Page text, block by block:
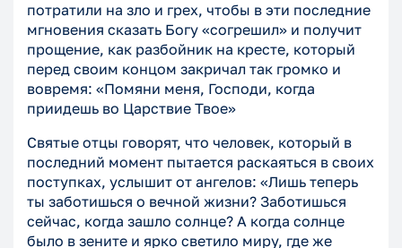
потратили на зло и грех, чтобы в эти последние
мгновения сказать Богу «согрешил» и получит
прощение, как разбойник на кресте, который
перед своим концом закричал так громко и
вовремя: «Помяни меня, Господи, когда
приидешь во Царствие Твое»
Святые отцы говорят, что человек, который в
последний момент пытается раскаяться в своих
поступках, услышит от ангелов: «Лишь теперь
ты заботишься о вечной жизни? Заботишься
сейчас, когда зашло солнце? А когда солнце
было в зените и ярко светило миру, где же